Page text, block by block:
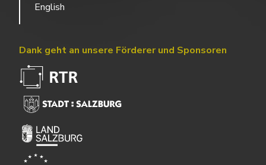
English
Dank geht an unsere Förderer und Sponsoren